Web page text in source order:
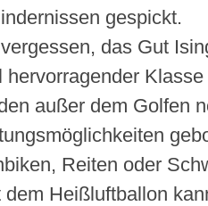
gespickt.
das Gut
hervorragender
außer dem Golfen
Reiten oder
dem Heißluftballon